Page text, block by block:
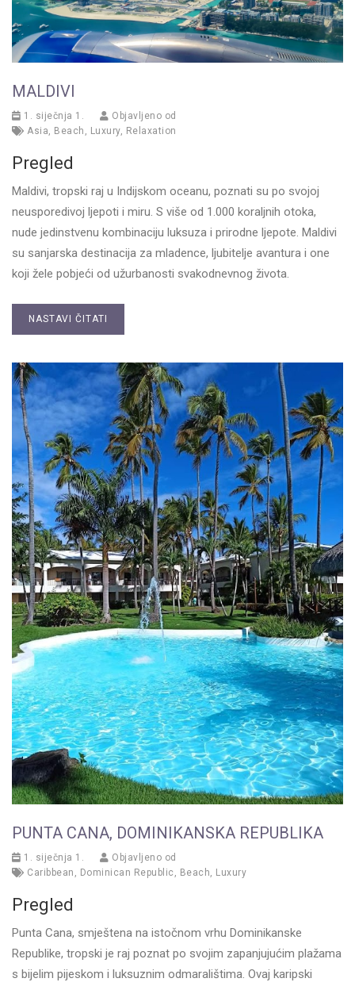
MALDIVI
1. siječnja 1.
Objavljeno od
Asia
Beach Luxury, Relaxation
Pregled
Maldivi, tropski raj u Indijskom oceanu, poznati su po svojoj
neusporedivoj ljepoti i miru. S više od 1.000 koraljnih otoka,
nude jedinstvenu kombinaciju luksuza i prirodne ljepote. Maldivi
su sanjarska destinacija za mladence, ljubitelje avantura i one
koji žele pobjeći od užurbanosti svakodnevnog života.
NASTAVI ČITATI
PUNTA CANA, DOMINIKANSKA REPUBLIKA
1. siječnja 1.
Objavljeno od
Caribbean , Dominican Republic , Beach, Luxury
Pregled
Punta Cana, smještena na istočnom vrhu Dominikanske
Republike, tropski je raj poznat po svojim zapanjujućim plažama
s bijelim pijeskom i luksuznim odmaralištima. Ovaj karipski